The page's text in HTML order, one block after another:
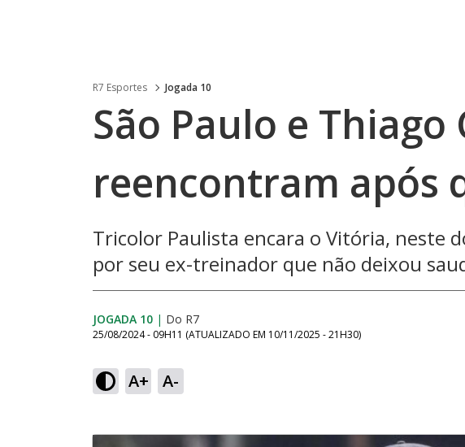
R7 Esportes Jogada 10
São Paulo e Thiago
reencontram após
Tricolor Paulista encara o Vitória, neste
por seu ex-treinador que não deixou
JOGADA 10 | Do R7
25/08/2024 - 09H11 (ATUALIZADO EM 10/11/2025 - 21H30)
A+ A-